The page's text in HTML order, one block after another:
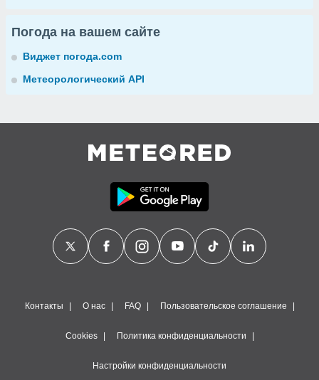
Погода на вашем сайте
Виджет погода.com
Метеорологический API
Контакты О нас FAQ Пользовательское соглашение
Cookies Политика конфиденциальности
Настройки конфиденциальности